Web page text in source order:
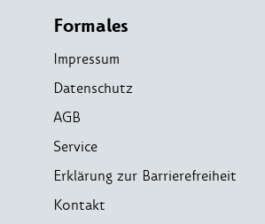
Formales
Impressum
Datenschutz
AGB
Service
Erklärung zur Barrierefreiheit
Kontakt